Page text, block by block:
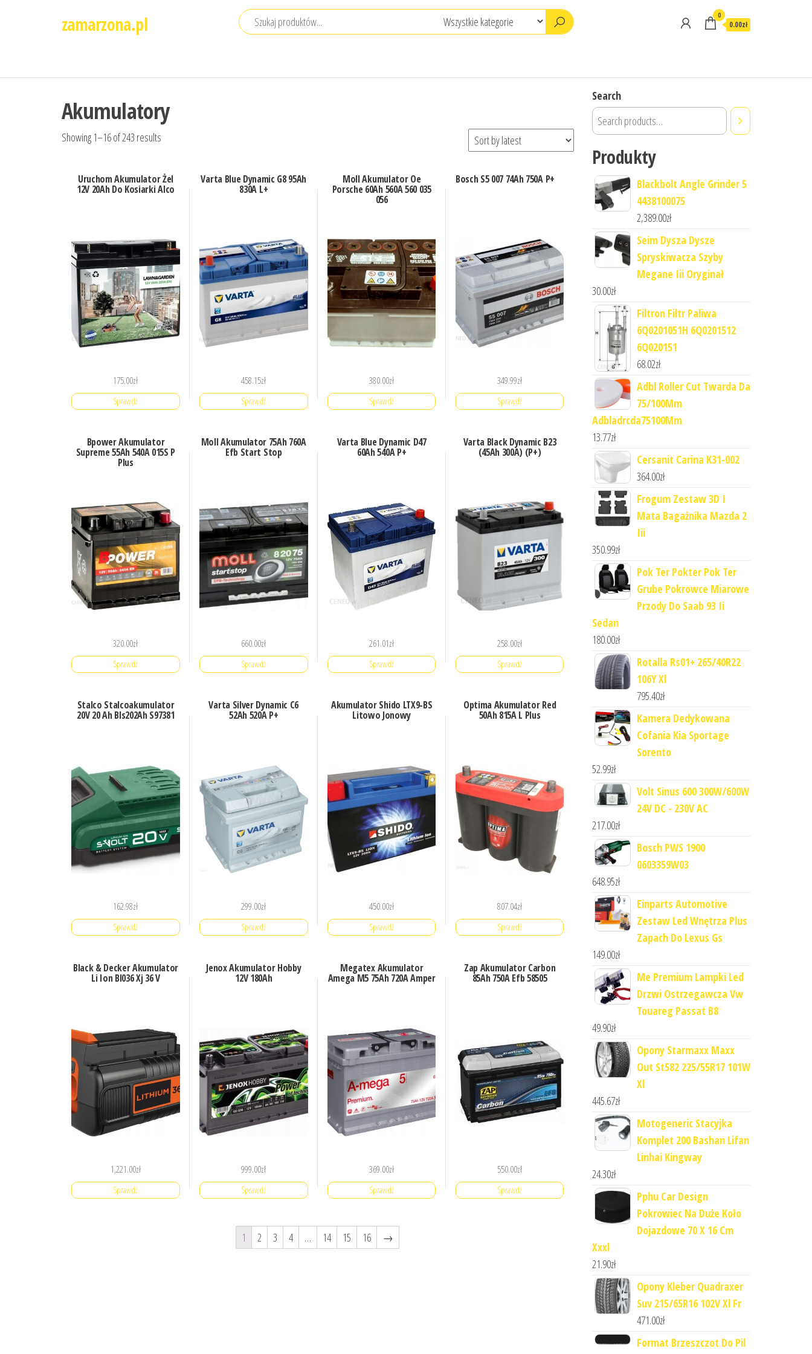
zamarzona.pl 0
0.00zł
Akumulatory
Showing 1–16 of 243 results
Uruchom Akumulator Żel
12V 20Ah Do Kosiarki Alco
175.00zł
Sprawdź
Varta Blue Dynamic G8 95Ah
830A L+
458.15zł
Sprawdź
Moll Akumulator Oe
Porsche 60Ah 560A 560 035
056
380.00zł
Sprawdź
Bosch S5 007 74Ah 750A P+
349.99zł
Sprawdź
Bpower Akumulator
Supreme 55Ah 540A 015S P
Plus
320.00zł
Sprawdź
Moll Akumulator 75Ah 760A
Efb Start Stop
660.00zł
Sprawdź
Varta Blue Dynamic D47
60Ah 540A P+
261.01zł
Sprawdź
Varta Black Dynamic B23
(45Ah 300A) (P+)
258.00zł
Sprawdź
Stalco Stalcoakumulator
20V 20 Ah Bls202Ah S97381
162.98zł
Sprawdź
Varta Silver Dynamic C6
52Ah 520A P+
299.00zł
Sprawdź
Akumulator Shido LTX9-BS
Litowo Jonowy
450.00zł
Sprawdź
Optima Akumulator Red
50Ah 815A L Plus
807.04zł
Sprawdź
Black & Decker Akumulator
Li Ion Bl036 Xj 36 V
1,221.00zł
Sprawdź
Jenox Akumulator Hobby
12V 180Ah
999.00zł
Sprawdź
Megatex Akumulator
Amega M5 75Ah 720A Amper
369.00zł
Sprawdź
Zap Akumulator Carbon
85Ah 750A Efb 58505
550.00zł
Sprawdź
1 2 3 4 … 14 15 16 →
Search
Produkty
Blackbolt Angle Grinder 5
4438100075
2,389.00zł
Seim Dysza Dysze
Spryskiwacza Szyby
Megane Iii Oryginał
30.00zł
Filtron Filtr Paliwa
6Q0201051H 6Q0201512
6Q020151
68.02zł
Adbl Roller Cut Twarda Da
75/100Mm
Adbladrcda75100Mm
13.77zł
Cersanit Carina K31-002
364.00zł
Frogum Zestaw 3D I
Mata Bagażnika Mazda 2
Iii
350.99zł
Pok Ter Pokter Pok Ter
Grube Pokrowce Miarowe
Przody Do Saab 93 Ii
Sedan
180.00zł
Rotalla Rs01+ 265/40R22
106Y Xl
795.40zł
Kamera Dedykowana
Cofania Kia Sportage
Sorento
52.99zł
Volt Sinus 600 300W/600W
24V DC - 230V AC
217.00zł
Bosch PWS 1900
0603359W03
648.95zł
Einparts Automotive
Zestaw Led Wnętrza Plus
Zapach Do Lexus Gs
149.00zł
Me Premium Lampki Led
Drzwi Ostrzegawcza Vw
Touareg Passat B8
49.90zł
Opony Starmaxx Maxx
Out St582 225/55R17 101W
Xl
445.67zł
Motogeneric Stacyjka
Komplet 200 Bashan Lifan
Linhai Kingway
24.30zł
Pphu Car Design
Pokrowiec Na Duże Koło
Dojazdowe 70 X 16 Cm
Xxxl
21.90zł
Opony Kleber Quadraxer
Suv 215/65R16 102V Xl Fr
471.00zł
Format Brzeszczot Do Pil